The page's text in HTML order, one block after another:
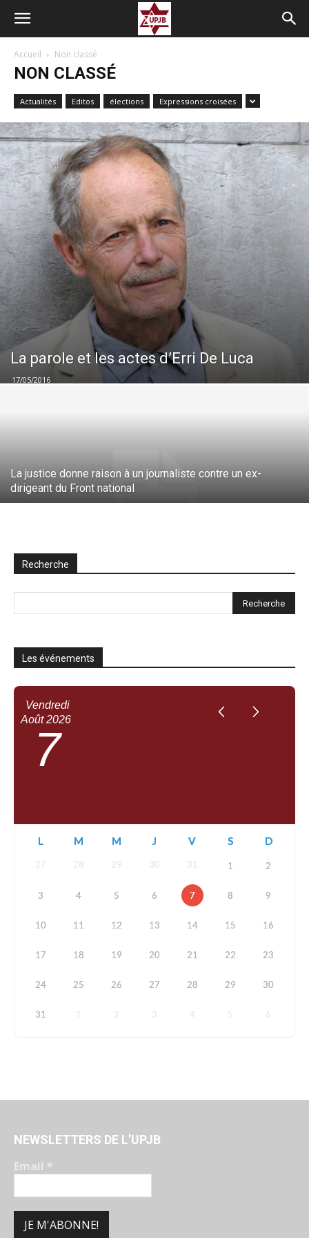
Accueil Non classé
NON CLASSÉ
Actualités Editos élections Expressions croisées
La parole et les actes d’Erri De Luca
17/05/2016
La justice donne raison à un journaliste contre un ex-
dirigeant du Front national
Recherche
Les événements
Vendredi
Août 2026
7
L M M J V S D
27 28 29 30 31 1 2
3 4 5 6 7 8 9
10 11 12 13 14 15 16
17 18 19 20 21 22 23
24 25 26 27 28 29 30
31 1 2 3 4 5 6
NEWSLETTERS DE L’UPJB
Email *